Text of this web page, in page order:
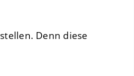
Denn diese